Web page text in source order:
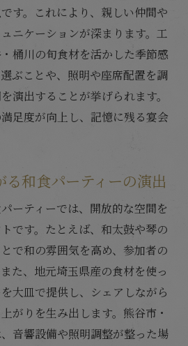
す。これにより、親しい仲間や
ニケーションが深まります。工
桶川の旬食材を活かした季節感
ぶことや、照明や座席配置を調
演出することが挙げられます。
足度が向上し、記憶に残る宴会
和食パーティーの演出
ーティーでは、開放的な空間を
です。たとえば、和太鼓や琴の
で和の雰囲気を高め、参加者の
た、地元埼玉県産の食材を使っ
大皿で提供し、シェアしながら
がりを生み出します。熊谷市・
音響設備や照明調整が整った場